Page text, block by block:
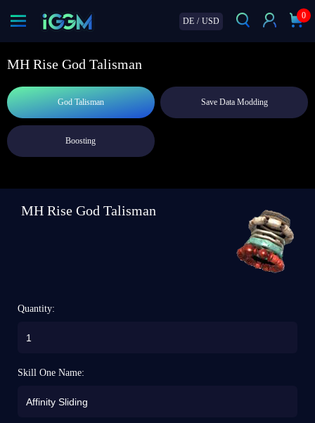
DE / USD
0
MH Rise God Talisman
God Talisman Save Data Modding
Boosting
MH Rise God Talisman
Quantity:
Skill One Name: